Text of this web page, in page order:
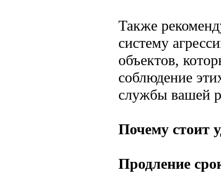
Также
систему
объектов,
соблюдение
службы вашей
Почему стоит
Продление